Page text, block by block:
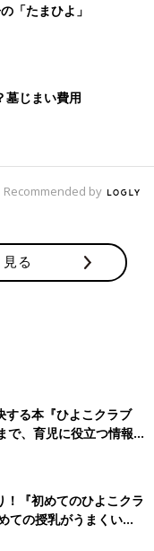
たか？
量のミルクをなかな
から、代わりに回数
安量に近づけるよう
緒に飲み込むくせがあ
低月齢のときは試行
ぁ。哺乳びんからミル
されてい
万人を突
画像は
「たまひよ」
墓じまい費用
Recommended by
る
する本『ひよこクラブ
、育児に役立つ情報が
『初めてのひよこクラ
ての授乳がうまくい
夏のトラブル 解決テ